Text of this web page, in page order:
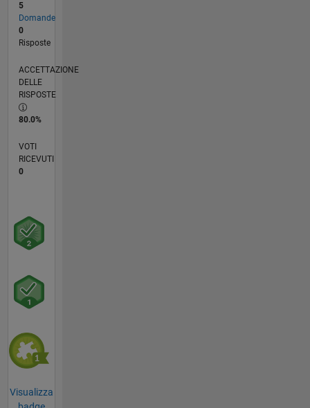
5
Domande
0
Risposte
ACCETTAZIONE
DELLE
RISPOSTE
80.0%
VOTI
RICEVUTI
0
Visualizza